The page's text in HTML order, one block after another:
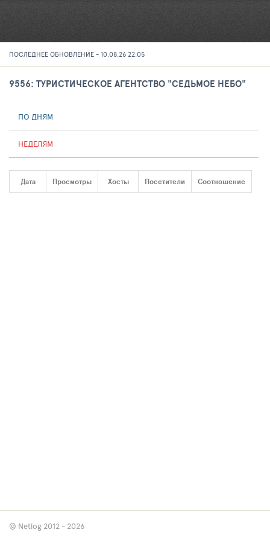
ПОСЛЕДНЕЕ ОБНОВЛЕНИЕ - 10.08.26 22:05
9556: ТУРИСТИЧЕСКОЕ АГЕНТСТВО "СЕДЬМОЕ НЕБО"
ПО ДНЯМ
НЕДЕЛЯМ
Дата Просмотры Хосты Посетители Соотношение
© Netlog 2012 - 2026